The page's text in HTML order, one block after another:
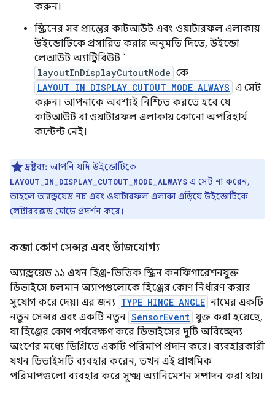
করুন।
স্ক্রিনের সব প্রান্তের কাটআউট এবং ওয়াটারফল এলাকায়
উইন্ডোটিকে প্রসারিত করার অনুমতি দিতে, উইন্ডো
লেআউট অ্যাট্রিবিউট `
layoutInDisplayCutoutMode কে
LAYOUT_IN_DISPLAY_CUTOUT_MODE_ALWAYS এ সেট
করুন। আপনাকে অবশ্যই নিশ্চিত করতে হবে যে
কাটআউট বা ওয়াটারফল এলাকায় কোনো অপরিহার্য
কন্টেন্ট নেই।
দ্রষ্টব্য: আপনি যদি উইন্ডোটিকে
LAYOUT_IN_DISPLAY_CUTOUT_MODE_ALWAYS এ সেট না করেন,
তাহলে অ্যান্ড্রয়েড নচ এবং ওয়াটারফল এলাকা এড়িয়ে উইন্ডোটিকে
লেটারবক্সড মোডে প্রদর্শন করে।
কব্জা কোণ সেন্সর এবং ভাঁজযোগ্য
অ্যান্ড্রয়েড ১১ এখন হিঞ্জ-ভিত্তিক স্ক্রিন কনফিগারেশনযুক্ত
ডিভাইসে চলমান অ্যাপগুলোকে হিঞ্জের কোণ নির্ধারণ করার
সুযোগ করে দেয়। এর জন্য TYPE_HINGE_ANGLE নামের একটি
নতুন সেন্সর এবং একটি নতুন SensorEvent যুক্ত করা হয়েছে,
যা হিঞ্জের কোণ পর্যবেক্ষণ করে ডিভাইসের দুটি অবিচ্ছেদ্য
অংশের মধ্যে ডিগ্রিতে একটি পরিমাপ প্রদান করে। ব্যবহারকারী
যখন ডিভাইসটি ব্যবহার করেন, তখন এই প্রাথমিক
পরিমাপগুলো ব্যবহার করে সূক্ষ্ম অ্যানিমেশন সম্পাদন করা যায়।